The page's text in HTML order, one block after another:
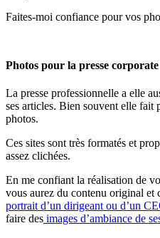
Faites-moi confiance pour vos
Photos pour la presse corporate
La presse professionnelle a elle
ses articles. Bien souvent elle fait
photos.
Ces sites sont très formatés et
assez clichées.
En me confiant la réalisation de
vous aurez du contenu original
portrait d’un dirigeant ou d’un
faire des images d’ambiance de